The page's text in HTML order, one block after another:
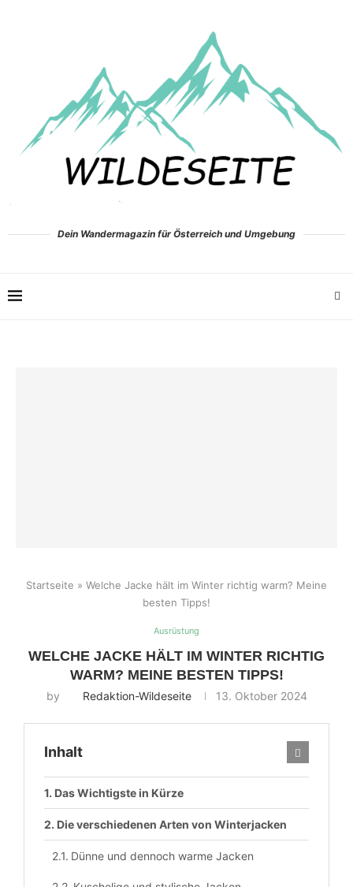
Dein Wandermagazin für Österreich und Umgebung
Startseite » Welche Jacke hält im Winter richtig warm? Meine
besten Tipps!
Ausrüstung
WELCHE JACKE HÄLT IM WINTER RICHTIG
WARM? MEINE BESTEN TIPPS!
by Redaktion-Wildeseite 13. Oktober 2024
Inhalt
Das Wichtigste in Kürze
Die verschiedenen Arten von Winterjacken
Dünne und dennoch warme Jacken